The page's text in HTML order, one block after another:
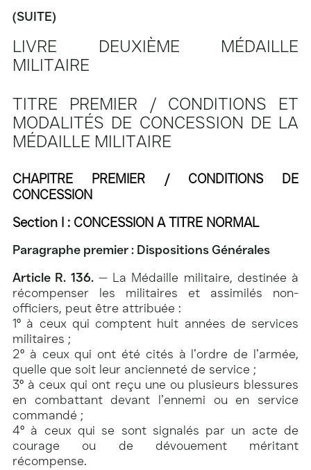
(SUITE)
LIVRE DEUXIÈME MÉDAILLE
MILITAIRE
TITRE PREMIER / CONDITIONS ET
MODALITÉS DE CONCESSION DE LA
MÉDAILLE MILITAIRE
CHAPITRE PREMIER / CONDITIONS DE
CONCESSION
Section I : CONCESSION A TITRE NORMAL
Paragraphe premier : Dispositions Générales
Article R. 136.— La Médaille militaire, destinée à
récompenser les militaires et assimilés non-
officiers, peut être attribuée :
1° à ceux qui comptent huit années de services
militaires ;
2° à ceux qui ont été cités à l’ordre de l’armée,
quelle que soit leur ancienneté de service ;
3° à ceux qui ont reçu une ou plusieurs blessures
en combattant devant l’ennemi ou en service
commandé ;
4° à ceux qui se sont signalés par un acte de
courage ou de dévouement méritant
récompense.